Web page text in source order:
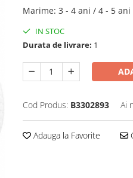
Marime: 3 - 4 ani / 4 - 5
IN STOC
Durata de livrare: 1
Cod Produs: B3302893 Ai
Adauga la Favorite